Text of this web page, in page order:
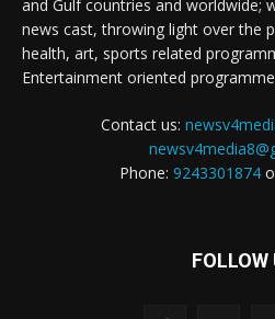
and Gulf countries and worldwide;
news cast, throwing light over the
health, art, sports related
Entertainment oriented
Contact us:
Phone: 9243301874
FOLLOW